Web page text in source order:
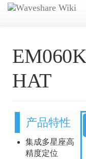
HAT
产品特性
集成多星座高
精度定位